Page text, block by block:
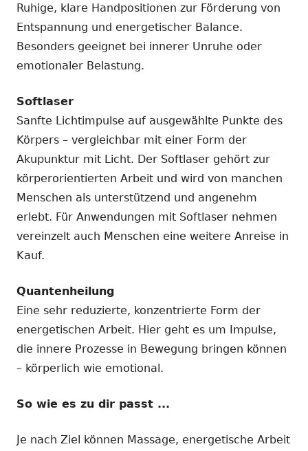
Ruhige, klare Handpositionen zur Förderung von
Entspannung und energetischer Balance.
Besonders geeignet bei innerer Unruhe oder
emotionaler Belastung.
Softlaser
Sanfte Lichtimpulse auf ausgewählte Punkte des
Körpers – vergleichbar mit einer Form der
Akupunktur mit Licht. Der Softlaser gehört zur
körperorientierten Arbeit und wird von manchen
Menschen als unterstützend und angenehm
erlebt. Für Anwendungen mit Softlaser nehmen
vereinzelt auch Menschen eine weitere Anreise in
Kauf.
Quantenheilung
Eine sehr reduzierte, konzentrierte Form der
energetischen Arbeit. Hier geht es um Impulse,
die innere Prozesse in Bewegung bringen können
– körperlich wie emotional.
So wie es zu dir passt ...
Je nach Ziel können Massage, energetische Arbeit